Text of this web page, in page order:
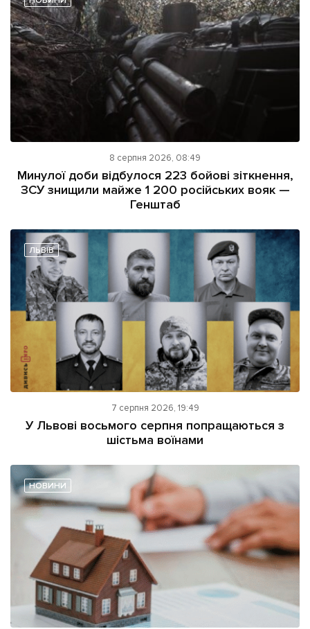
8 серпня 2026, 08:49
Минулої доби відбулося 223 бойові зіткнення,
ЗСУ знищили майже 1 200 російських вояк —
Генштаб
ЛЬВІВ
7 серпня 2026, 19:49
У Львові восьмого серпня попращаються з
шістьма воїнами
НОВИНИ